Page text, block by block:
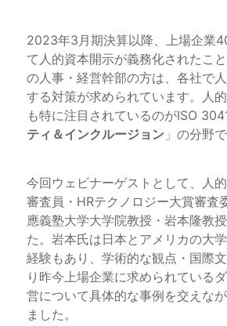
2023年3月期決算以降、上場企業
て人的資本開示が義務化されたこ
の人事・経営幹部の方は、各社で
する対策が求められています。人
も特に注目されているのがISO
ティ＆インクルージョン 」の分野で
今回ウェビナーゲストとして、人
審査員・HRテクノロジー大賞審査
應義塾大学大学院教授・岩本隆教
た。岩本氏は日本とアメリカの大
経験もあり、学術的な観点・国際
り昨今上場企業に求められている
営について具体的な事例を交えな
ました。